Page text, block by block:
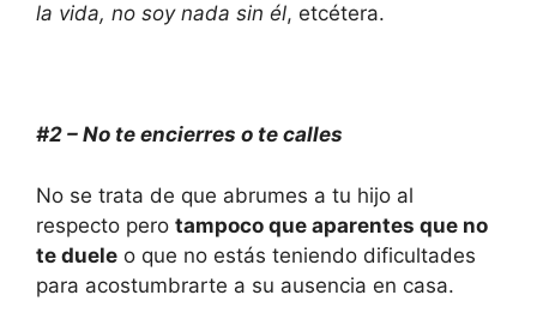
la vida, no soy nada sin él, etcétera.
#2 – No te encierres o te calles
No se trata de que abrumes a tu hijo al
respecto pero tampoco que aparentes que no
te duele o que no estás teniendo dificultades
para acostumbrarte a su ausencia en casa.